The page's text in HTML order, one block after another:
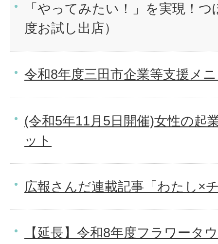
「やってみたい！」を実現！
度お試し出店）
令和8年度三田市企業等支援メ
(令和5年11月5日開催)女性の起
ット
広報さんだ連載記事「わたし×
【延長】令和8年度フラワータ